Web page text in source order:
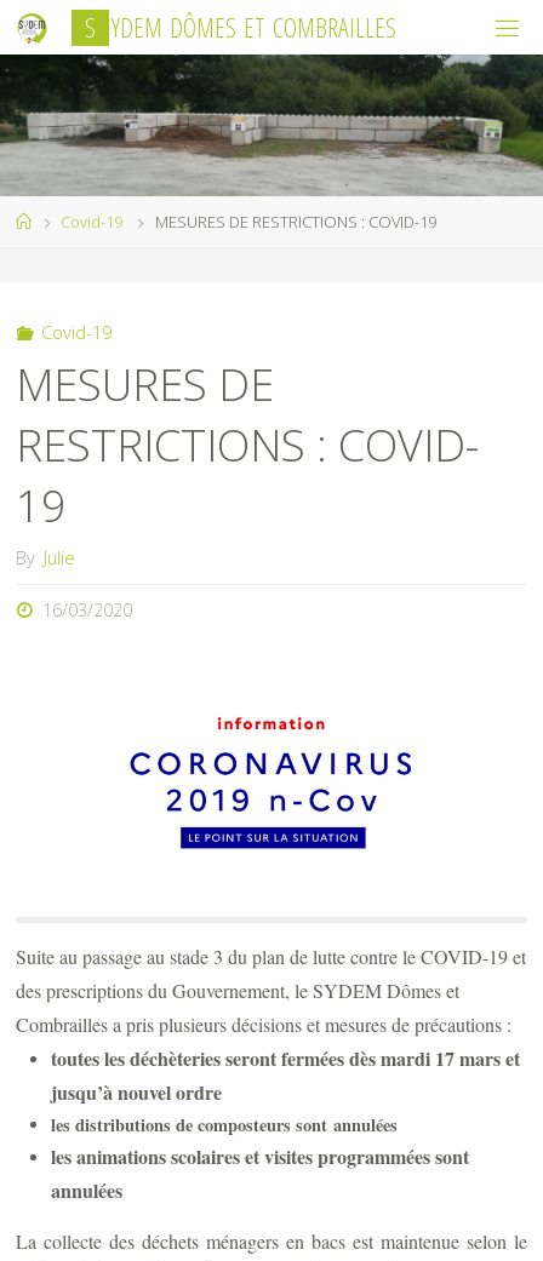
Skip
content
S YDEM DÔMES ET COMBRAIL L ES
HomeCovid-19 MESURES DE RESTRICTIONS : COVID-19
Covid-19
MESURES DE
RESTRICTIONS : COVID-
19
By Julie
16/03/2020
Suite au passage au stade 3 du plan de lutte contre le COVID-19 et
des prescriptions du Gouvernement, le SYDEM Dômes et
Combrailles a pris plusieurs décisions et mesures de précautions :
toutes les déchèteries seront fermées dès mardi 17 mars et
jusqu’à nouvel ordre
les distributions de composteurs sontannulées
les animations scolaires et visites programmées sont
annulées
La collecte des déchets ménagers en bacs est maintenue selon le